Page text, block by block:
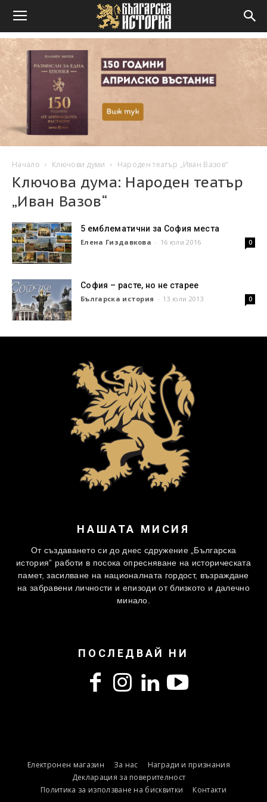
Начало Ключови думи Народен театър „Иван Вазов“
Ключова дума: Народен театър
„Иван Вазов“
5 емблематични за София места
Елена Гиздавкова - 16 юли 2016 0
София – расте, но не старее
Българска история - 13 юли 2013 0
НАШАТА МИСИЯ
От създаването си до днес сдружение „Българска
история” работи в посока опресняване на историческата
памет, засилване на националната гордост, възраждане
на забравени личности и епизоди от близкото и далечно
минало.
ПОСЛЕДВАЙ НИ
Електронен магазин За нас
Награди и признания
Декларация за поверителност
Политика за използване на бисквитки
Контакти